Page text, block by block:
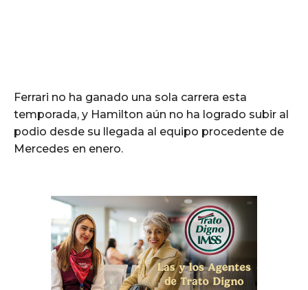
Ferrari no ha ganado una sola carrera esta
temporada, y Hamilton aún no ha logrado subir al
podio desde su llegada al equipo procedente de
Mercedes en enero.